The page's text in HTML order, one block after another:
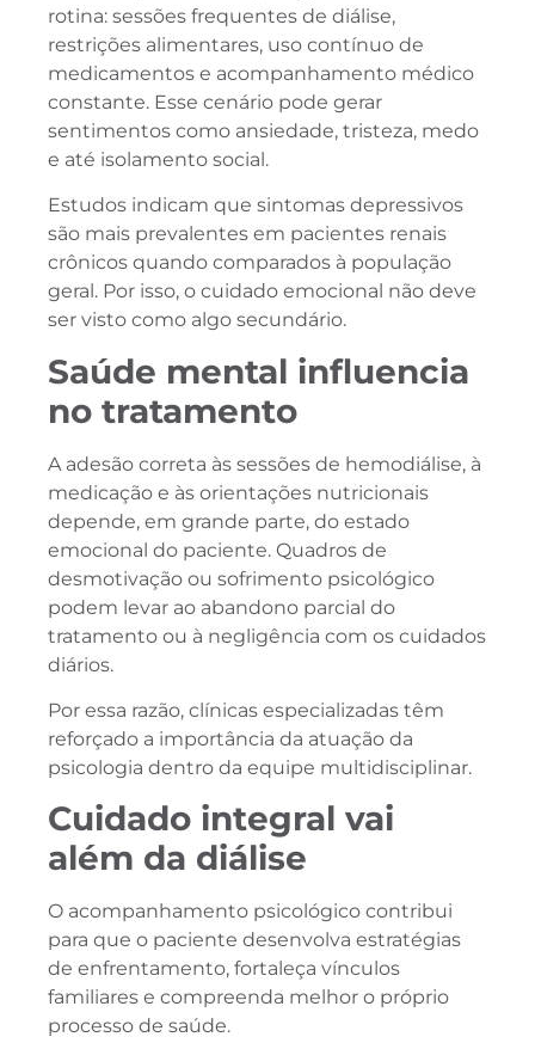
rotina: sessões frequentes de diálise,
restrições alimentares, uso contínuo de
medicamentos e acompanhamento médico
constante. Esse cenário pode gerar
sentimentos como ansiedade, tristeza, medo
e até isolamento social.
Estudos indicam que sintomas depressivos
são mais prevalentes em pacientes renais
crônicos quando comparados à população
geral. Por isso, o cuidado emocional não deve
ser visto como algo secundário.
Saúde mental influencia
no tratamento
A adesão correta às sessões de hemodiálise, à
medicação e às orientações nutricionais
depende, em grande parte, do estado
emocional do paciente. Quadros de
desmotivação ou sofrimento psicológico
podem levar ao abandono parcial do
tratamento ou à negligência com os cuidados
diários.
Por essa razão, clínicas especializadas têm
reforçado a importância da atuação da
psicologia dentro da equipe multidisciplinar.
Cuidado integral vai
além da diálise
O acompanhamento psicológico contribui
para que o paciente desenvolva estratégias
de enfrentamento, fortaleça vínculos
familiares e compreenda melhor o próprio
processo de saúde.